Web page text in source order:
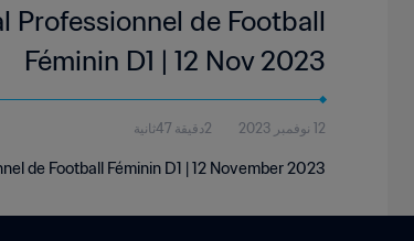
Professionnel de Football
Féminin D1 | 12 Nov 2023
12 نوفمبر 2023 2دقيقة 47ثانية
de Football Féminin D1 | 12 November 2023